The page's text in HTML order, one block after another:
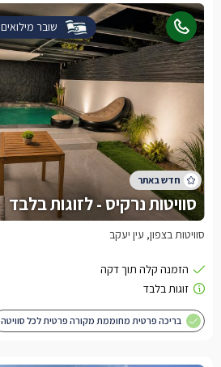
שובר מילואים
סוויטות נרקיס - לזוגות בלבד
סוויטות בצפון, עין יעקב
בריכה פרטית מחוממת מקורה פרטית לכל סוויטה